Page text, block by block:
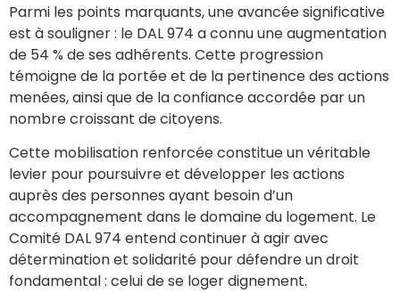
Parmi les points marquants, une avancée significative
est à souligner : le DAL 974 a connu une augmentation
de 54 % de ses adhérents. Cette progression
témoigne de la portée et de la pertinence des actions
menées, ainsi que de la confiance accordée par un
nombre croissant de citoyens.
Cette mobilisation renforcée constitue un véritable
levier pour poursuivre et développer les actions
auprès des personnes ayant besoin d’un
accompagnement dans le domaine du logement. Le
Comité DAL 974 entend continuer à agir avec
détermination et solidarité pour défendre un droit
fondamental : celui de se loger dignement.